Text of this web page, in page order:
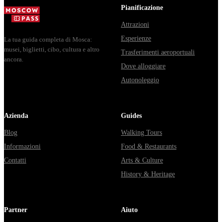
Владими...
La tua guida completa di Mosca:
musei, biglietti, cibo, cultura e altro
ancora.
Pianificazione
Attrazioni
Esperienze
Trasferimenti aeroportuali
Dove alloggiare
Autonoleggio
Azienda
Blog
Informazioni
Contatti
Guides
Walking Tours
Food & Restaurants
Arts & Culture
History & Heritage
Partner Aiuto